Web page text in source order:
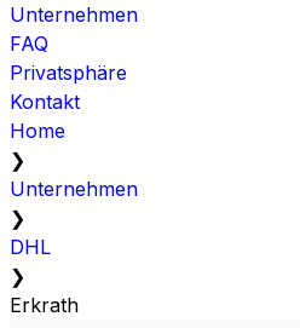
Unternehmen
FAQ
Privatsphäre
Kontakt
Home
❯
Unternehmen
❯
DHL
❯
Erkrath